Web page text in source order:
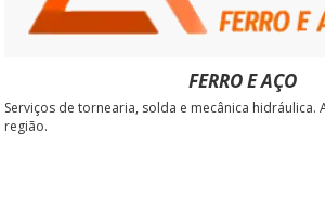
FERRO E AÇO
Serviços de tornearia, solda e mecânica hidráulica.
região.